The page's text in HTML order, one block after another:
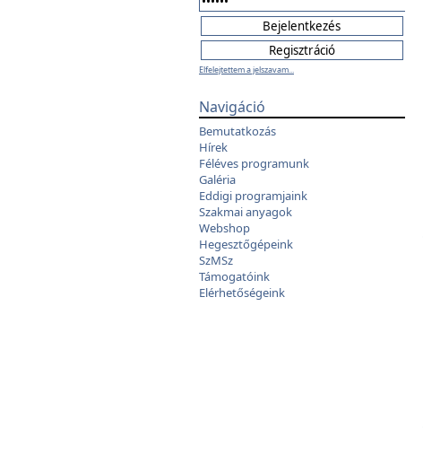
Elfelejtettem a jelszavam...
Navigáció
Bemutatkozás
Hírek
Féléves programunk
Galéria
Eddigi programjaink
Szakmai anyagok
Webshop
Hegesztőgépeink
SzMSz
Támogatóink
Elérhetőségeink